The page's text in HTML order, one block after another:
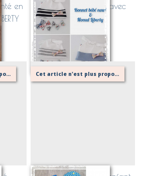
en
Bonnet bébé noué avec
noeud Liberty
Sur demande
Cet article n'est plus proposé, retournez au menu principal ou contactez moi! Cet article n'est plus proposé, retournez au menu principal ou contactez moi!